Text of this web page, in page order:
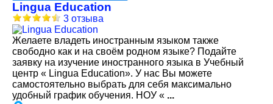
Lingua Education
3 отзыва
Желаете владеть иностранным языком также
свободно как и на своём родном языке? Подайте
заявку на изучение иностранного языка в Учебный
центр « Lingua Education». У нас Вы можете
самостоятельно выбрать для себя максимально
удобный график обучения. НОУ « ...